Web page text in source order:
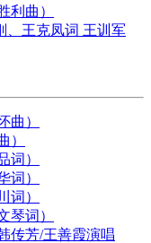
利曲）
、王克凤词 王训军
曲）
）
词）
词）
词）
琴词）
传芳/王善霞演唱